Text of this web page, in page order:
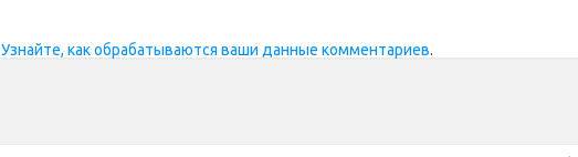
Узнайте, как обрабатываются ваши данные комментариев.